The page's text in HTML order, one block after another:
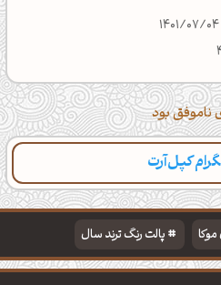
ناموفق بود
کپل‌آرت
تایپوگرافی پالت‌ها
پالت رنگ ترند سال
تایپوگرافی شعر مولانا